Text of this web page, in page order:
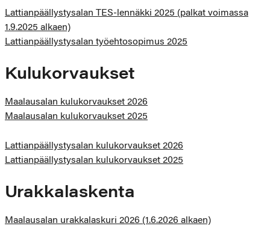
Lattianpäällystysalan TES-lennäkki 2025 (palkat voimassa
1.9.2025 alkaen)
Lattianpäällystysalan työehtosopimus 2025
Kulukorvaukset
Maalausalan kulukorvaukset 2026
Maalausalan kulukorvaukset 2025
Lattianpäällystysalan kulukorvaukset 2026
Lattianpäällystysalan kulukorvaukset 2025
Urakkalaskenta
Maalausalan urakkalaskuri 2026 (1.6.2026 alkaen)